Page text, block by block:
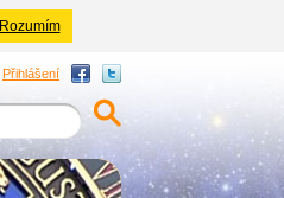
Rozumím
Přihlášení